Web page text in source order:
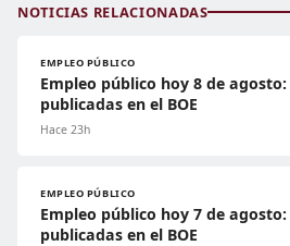
NOTICIAS RELACIONADAS
EMPLEO PÚBLICO
Empleo público hoy 8 de
publicadas en el BOE
Hace 23h
EMPLEO PÚBLICO
Empleo público hoy 7 de
publicadas en el BOE